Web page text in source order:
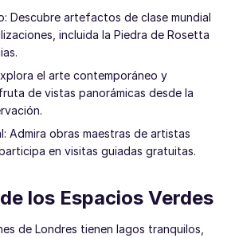
Descubre artefactos de clase mundial
incluida la Piedra de Rosetta
el arte contemporáneo y
de vistas panorámicas desde la
Admira obras maestras de artistas
en visitas guiadas gratuitas.
los Espacios Verdes
de Londres tienen lagos tranquilos,